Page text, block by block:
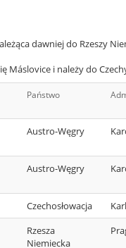
dawniej do Rzeszy
Máslovice i należy do
Państwo
Austro-Węgry
Austro-Węgry
Czechosłowacja
Rzesza
Niemiecka